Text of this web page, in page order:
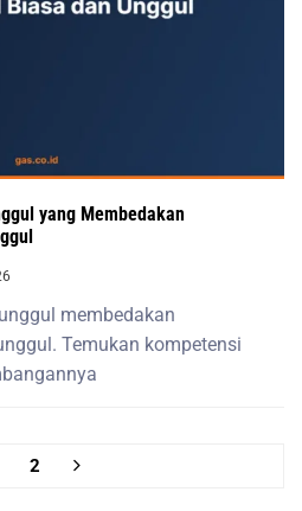
yang Membedakan
membedakan
Temukan kompetensi
2